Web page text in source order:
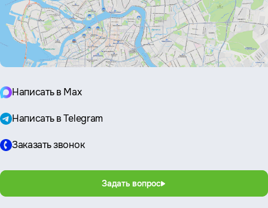
Написать в Max
Написать в Telegram
Заказать звонок
Задать вопрос